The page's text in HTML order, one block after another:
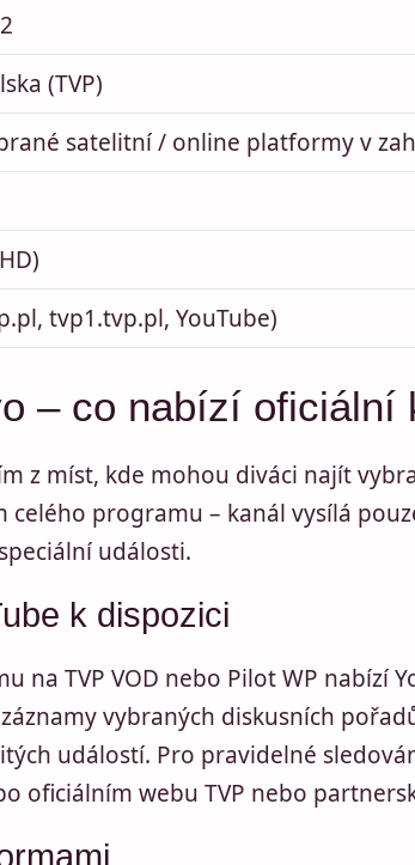
(TVP)
satelitní / online platformy v
tvp1.tvp.pl, YouTube)
– co nabízí oficiální
z míst, kde mohou diváci najít
celého programu – kanál vysílá
události.
k dispozici
TVP VOD nebo Pilot WP nabízí
vybraných diskusních
událostí. Pro pravidelné
oficiálním webu TVP nebo